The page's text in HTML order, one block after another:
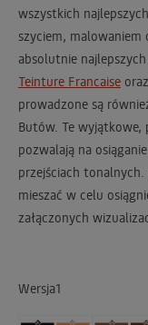
wszystkich
szyciem,
absolutnie
Teinture Francaise
prowadzone są
Butów. Te
pozwalają na
przejściach
mieszać w celu
załączonych
Wersja1